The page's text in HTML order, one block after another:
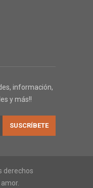
información,
y más!!
derechos